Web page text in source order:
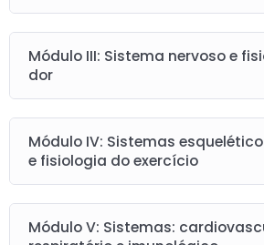
Módulo III: Sistema nervoso e
dor
Módulo IV: Sistemas
e fisiologia do exercício
Módulo V: Sistemas: